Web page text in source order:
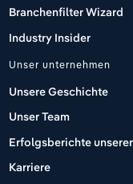
Branchenfilter Wizard
Industry Insider
Unser unternehmen
Unsere Geschichte
Unser Team
Erfolgsberichte
Karriere